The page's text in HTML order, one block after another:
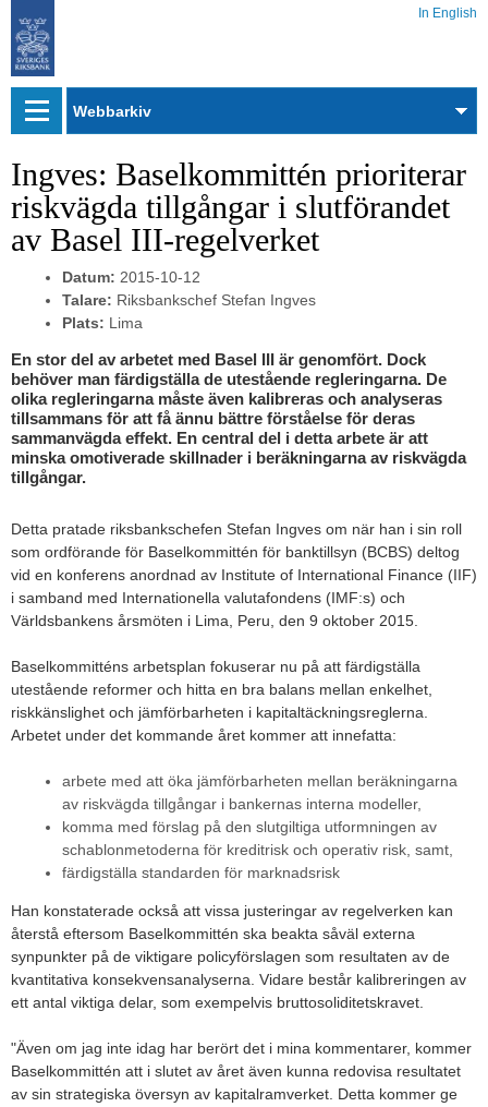
In English
Webbarkiv
Ingves: Baselkommittén prioriterar
riskvägda tillgångar i slutförandet
av Basel III-regelverket
Datum: 2015-10-12
Talare: Riksbankschef Stefan Ingves
Plats: Lima
En stor del av arbetet med Basel III är genomfört. Dock
behöver man färdigställa de utestående regleringarna. De
olika regleringarna måste även kalibreras och analyseras
tillsammans för att få ännu bättre förståelse för deras
sammanvägda effekt. En central del i detta arbete är att
minska omotiverade skillnader i beräkningarna av riskvägda
tillgångar.
Detta pratade riksbankschefen Stefan Ingves om när han i sin roll
som ordförande för Baselkommittén för banktillsyn (BCBS) deltog
vid en konferens anordnad av Institute of International Finance (IIF)
i samband med Internationella valutafondens (IMF:s) och
Världsbankens årsmöten i Lima, Peru, den 9 oktober 2015.
Baselkommitténs arbetsplan fokuserar nu på att färdigställa
utestående reformer och hitta en bra balans mellan enkelhet,
riskkänslighet och jämförbarheten i kapitaltäckningsreglerna.
Arbetet under det kommande året kommer att innefatta:
arbete med att öka jämförbarheten mellan beräkningarna
av riskvägda tillgångar i bankernas interna modeller,
komma med förslag på den slutgiltiga utformningen av
schablonmetoderna för kreditrisk och operativ risk, samt,
färdigställa standarden för marknadsrisk
Han konstaterade också att vissa justeringar av regelverken kan
återstå eftersom Baselkommittén ska beakta såväl externa
synpunkter på de viktigare policyförslagen som resultaten av de
kvantitativa konsekvensanalyserna. Vidare består kalibreringen av
ett antal viktiga delar, som exempelvis bruttosoliditetskravet.
"Även om jag inte idag har berört det i mina kommentarer, kommer
Baselkommittén att i slutet av året även kunna redovisa resultatet
av sin strategiska översyn av kapitalramverket. Detta kommer ge